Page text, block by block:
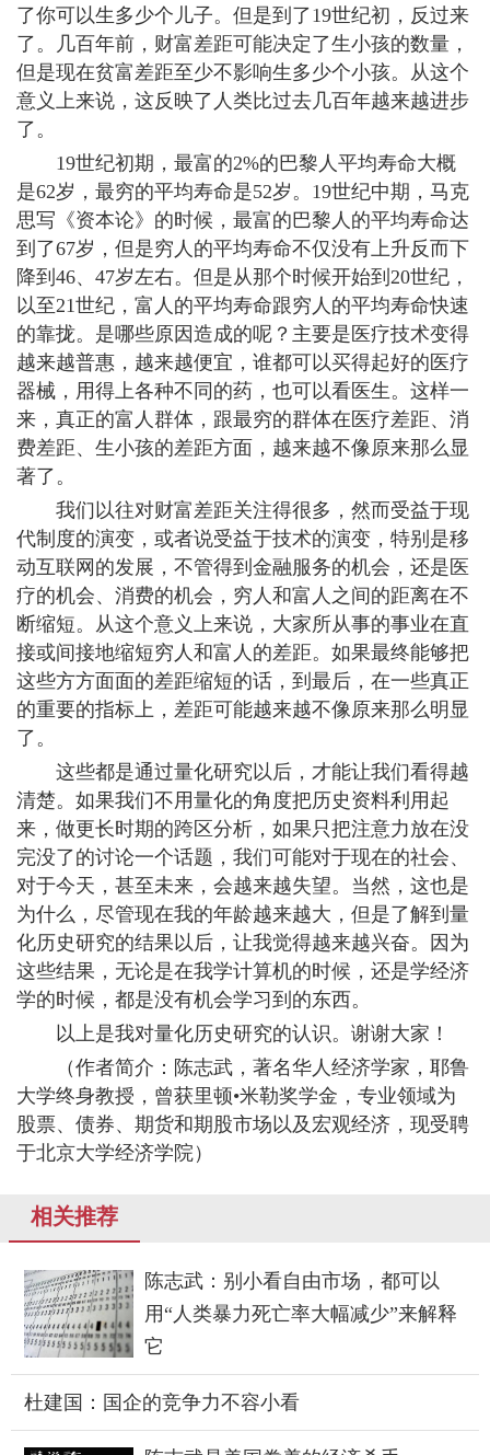
了你可以生多少个儿子。但是到了19世纪初，反过来
了。几百年前，财富差距可能决定了生小孩的数量，
但是现在贫富差距至少不影响生多少个小孩。从这个
意义上来说，这反映了人类比过去几百年越来越进步
了。
19世纪初期，最富的2%的巴黎人平均寿命大概
是62岁，最穷的平均寿命是52岁。19世纪中期，马克
思写《资本论》的时候，最富的巴黎人的平均寿命达
到了67岁，但是穷人的平均寿命不仅没有上升反而下
降到46、47岁左右。但是从那个时候开始到20世纪，
以至21世纪，富人的平均寿命跟穷人的平均寿命快速
的靠拢。是哪些原因造成的呢？主要是医疗技术变得
越来越普惠，越来越便宜，谁都可以买得起好的医疗
器械，用得上各种不同的药，也可以看医生。这样一
来，真正的富人群体，跟最穷的群体在医疗差距、消
费差距、生小孩的差距方面，越来越不像原来那么显
著了。
我们以往对财富差距关注得很多，然而受益于现
代制度的演变，或者说受益于技术的演变，特别是移
动互联网的发展，不管得到金融服务的机会，还是医
疗的机会、消费的机会，穷人和富人之间的距离在不
断缩短。从这个意义上来说，大家所从事的事业在直
接或间接地缩短穷人和富人的差距。如果最终能够把
这些方方面面的差距缩短的话，到最后，在一些真正
的重要的指标上，差距可能越来越不像原来那么明显
了。
这些都是通过量化研究以后，才能让我们看得越
清楚。如果我们不用量化的角度把历史资料利用起
来，做更长时期的跨区分析，如果只把注意力放在没
完没了的讨论一个话题，我们可能对于现在的社会、
对于今天，甚至未来，会越来越失望。当然，这也是
为什么，尽管现在我的年龄越来越大，但是了解到量
化历史研究的结果以后，让我觉得越来越兴奋。因为
这些结果，无论是在我学计算机的时候，还是学经济
学的时候，都是没有机会学习到的东西。
以上是我对量化历史研究的认识。谢谢大家！
（作者简介：陈志武，著名华人经济学家，耶鲁
大学终身教授，曾获里顿•米勒奖学金，专业领域为
股票、债券、期货和期股市场以及宏观经济，现受聘
于北京大学经济学院）
相关推荐
陈志武：别小看自由市场，都可以
用“人类暴力死亡率大幅减少”来解释
它
杜建国：国企的竞争力不容小看